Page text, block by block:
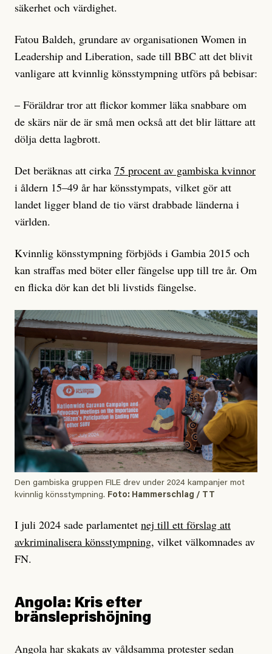
säkerhet och värdighet.
Fatou Baldeh, grundare av organisationen Women in
Leadership and Liberation, sade till BBC att det blivit
vanligare att kvinnlig könsstympning utförs på bebisar:
– Föräldrar tror att flickor kommer läka snabbare om
de skärs när de är små men också att det blir lättare att
dölja detta lagbrott.
Det beräknas att cirka 75 procent av gambiska kvinnor
i åldern 15–49 år har könsstympats, vilket gör att
landet ligger bland de tio värst drabbade länderna i
världen.
Kvinnlig könsstympning förbjöds i Gambia 2015 och
kan straffas med böter eller fängelse upp till tre år. Om
en flicka dör kan det bli livstids fängelse.
Den gambiska gruppen FILE drev under 2024 kampanjer mot
kvinnlig könsstympning. Foto: Hammerschlag / TT
I juli 2024 sade parlamentet nej till ett förslag att
avkriminalisera könsstympning, vilket välkomnades av
FN.
Angola: Kris efter
bränsleprishöjning
Angola har skakats av våldsamma protester sedan